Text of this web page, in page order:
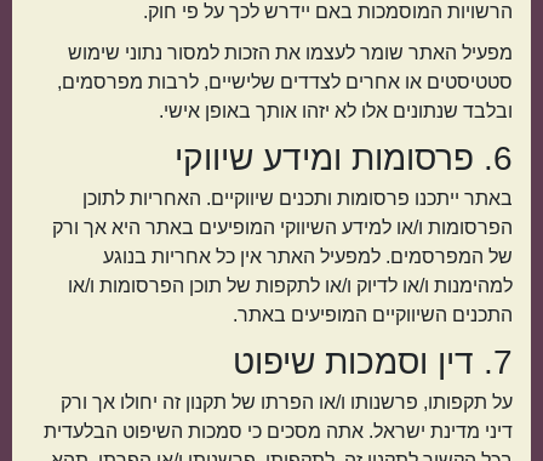
הרשויות המוסמכות באם יידרש לכך על פי חוק.
מפעיל האתר שומר לעצמו את הזכות למסור נתוני שימוש
סטטיסטים או אחרים לצדדים שלישיים, לרבות מפרסמים,
ובלבד שנתונים אלו לא יזהו אותך באופן אישי.
6. פרסומות ומידע שיווקי
באתר ייתכנו פרסומות ותכנים שיווקיים. האחריות לתוכן
הפרסומות ו/או למידע השיווקי המופיעים באתר היא אך ורק
של המפרסמים. למפעיל האתר אין כל אחריות בנוגע
למהימנות ו/או לדיוק ו/או לתקפות של תוכן הפרסומות ו/או
התכנים השיווקיים המופיעים באתר.
7. דין וסמכות שיפוט
על תקפותו, פרשנותו ו/או הפרתו של תקנון זה יחולו אך ורק
דיני מדינת ישראל. אתה מסכים כי סמכות השיפוט הבלעדית